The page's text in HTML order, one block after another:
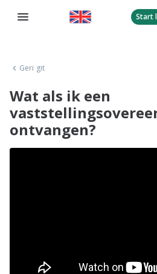
Start
Geri git
Wat als ik een
ontvangen?